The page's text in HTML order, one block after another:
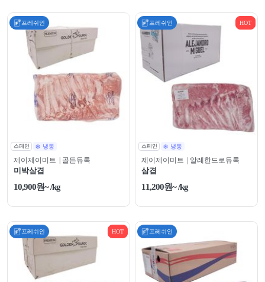
프레쉬인
스페인 냉동
제이제이미트 | 골든듀록
미박삼겹
10,900원~ /kg
프레쉬인 HOT
스페인 냉동
제이제이미트 | 알레한드로듀록
삼겹
11,200원~ /kg
프레쉬인 HOT 프레쉬인